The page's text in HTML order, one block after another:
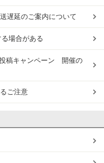
遅延のご案内について
場合がある
稿キャンペーン 開催の
ご注意